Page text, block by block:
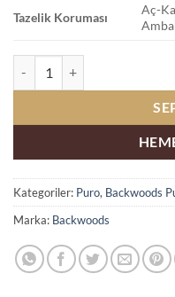
Tazelik Koruması
Aç-
Kategoriler: Puro, Backwoods
Marka: Backwoods